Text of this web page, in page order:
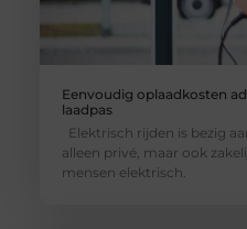
Eenvoudig oplaadkosten
laadpas
Elektrisch rijden is bezig
alleen privé, maar ook
mensen elektrisch.